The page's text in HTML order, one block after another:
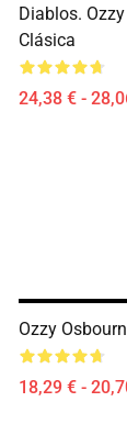
Diablos.
Clásica
24,38 € -
Ozzy
18,29 € -